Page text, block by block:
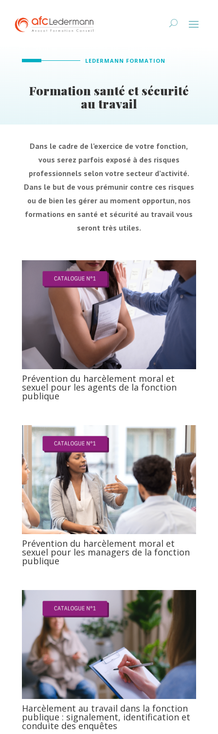
LEDERMANN FORMATION
Formation santé et sécurité
au travail
Dans le cadre de l’exercice de votre fonction,
vous serez parfois exposé à des risques
professionnels selon votre secteur d’activité.
Dans le but de vous prémunir contre ces risques
ou de bien les gérer au moment opportun, nos
formations en santé et sécurité au travail vous
seront très utiles.
Prévention du harcèlement moral et
sexuel pour les agents de la fonction
publique
Prévention du harcèlement moral et
sexuel pour les managers de la fonction
publique
Harcèlement au travail dans la fonction
publique : signalement, identification et
conduite des enquêtes